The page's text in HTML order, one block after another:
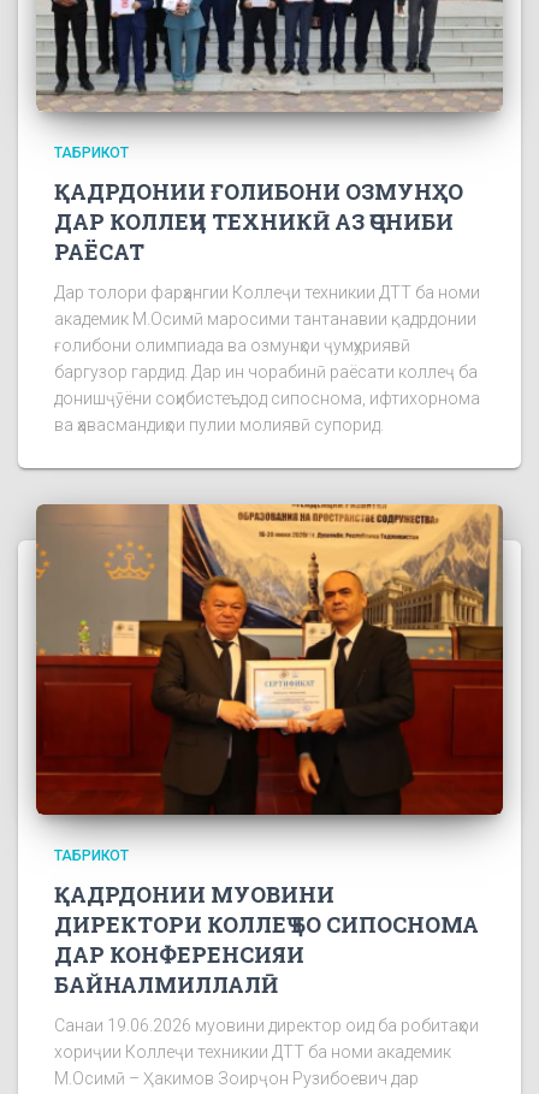
ТАБРИКОТ
ҚАДРДОНИИ ҒОЛИБОНИ ОЗМУНҲО
ДАР КОЛЛЕҶИ ТЕХНИКӢ АЗ ҶОНИБИ
РАЁСАТ
Дар толори фарҳангии Коллеҷи техникии ДТТ ба номи
академик М.Осимӣ маросими тантанавии қадрдонии
ғолибони олимпиада ва озмунҳои ҷумҳуриявӣ
баргузор гардид. Дар ин чорабинӣ раёсати коллеҷ ба
донишҷӯёни соҳибистеъдод сипоснома, ифтихорнома
ва ҳавасмандиҳои пулии молиявӣ супорид.
ТАБРИКОТ
ҚАДРДОНИИ МУОВИНИ
ДИРЕКТОРИ КОЛЛЕҶ БО СИПОСНОМА
ДАР КОНФЕРЕНСИЯИ
БАЙНАЛМИЛЛАЛӢ
Санаи 19.06.2026 муовини директор оид ба робитаҳои
хориҷии Коллеҷи техникии ДТТ ба номи академик
М.Осимӣ – Ҳакимов Зоирҷон Рузибоевич дар